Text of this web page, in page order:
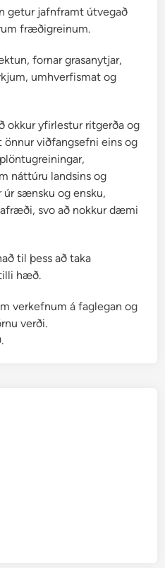
getur jafnframt útvegað
fræðigreinum.
fornar grasanytjar,
umhverfismat og
okkur yfirlestur ritgerða og
viðfangsefni eins og
náttúru landsins og
sænsku og ensku,
svo að nokkur dæmi
til þess að taka
hæð.
verkefnum á faglegan og
verði.